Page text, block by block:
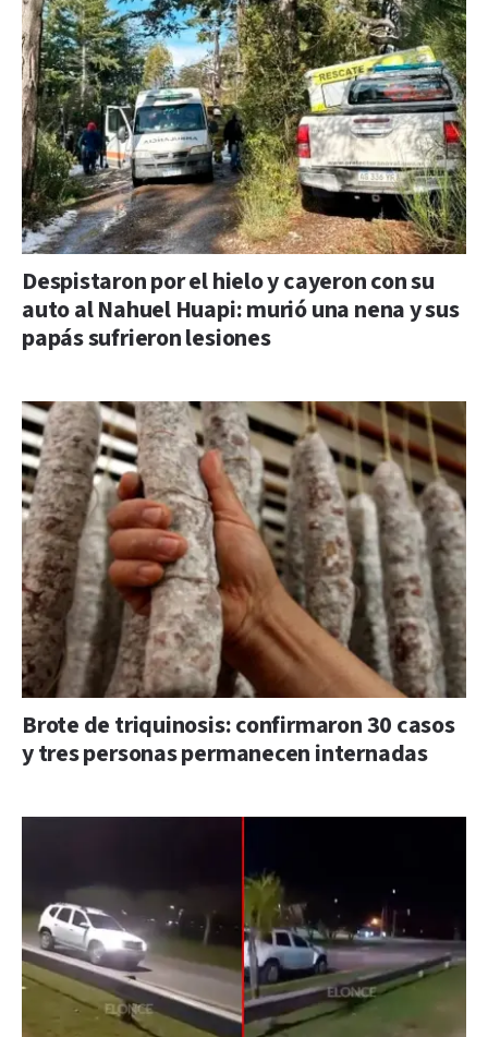
Despistaron por el hielo y cayeron con su
auto al Nahuel Huapi: murió una nena y sus
papás sufrieron lesiones
Brote de triquinosis: confirmaron 30 casos
y tres personas permanecen internadas